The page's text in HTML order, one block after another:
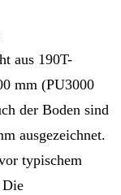
aus 190T-
mm (PU3000
der Boden sind
ausgezeichnet.
typischem
Die